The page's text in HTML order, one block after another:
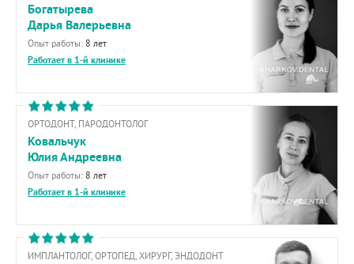
Богатырева
Дарья Валерьевна
Опыт работы: 8 лет
Работает в 1-й клинике
ОРТОДОНТ, ПАРОДОНТОЛОГ
Ковальчук
Юлия Андреевна
Опыт работы: 8 лет
Работает в 1-й клинике
ИМПЛАНТОЛОГ, ОРТОПЕД, ХИРУРГ, ЭНДОДОНТ